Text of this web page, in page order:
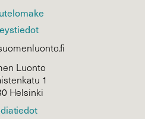
Luonto
1
Helsinki